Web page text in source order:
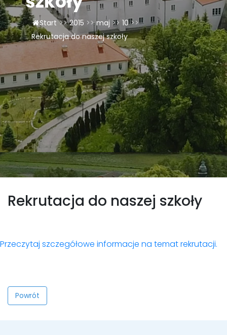
LAOM
Klasztor
1,5%
Kontakt
Start >> 2015 >> maj >> 10 >>
Rekrutacja do naszej szkoły
Rekrutacja do naszej szkoły
Przeczytaj szczegółowe informacje na temat rekrutacji.
Powrót